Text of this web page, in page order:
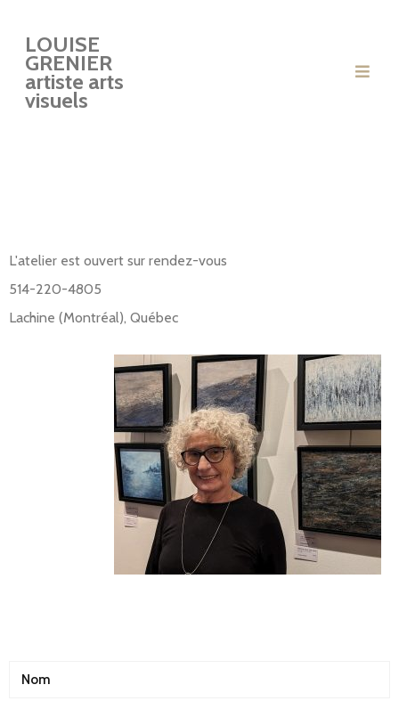
LOUISE
GRENIER
artiste arts
visuels
L'atelier est ouvert sur rendez-vous
514-220-4805
Lachine (Montréal), Québec